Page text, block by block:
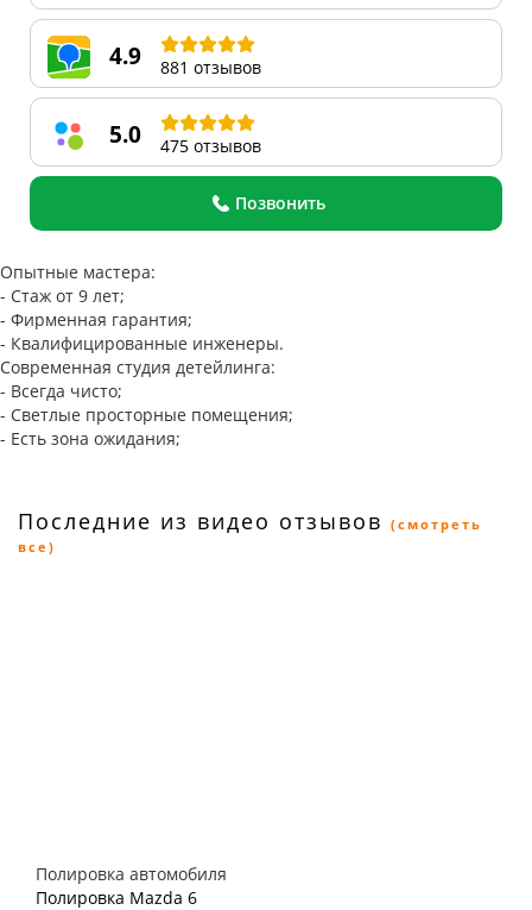
4.9 881 отзывов
5.0 475 отзывов
Позвонить
Опытные мастера:
- Стаж от 9 лет;
- Фирменная гарантия;
- Квалифицированные инженеры.
Современная студия детейлинга:
- Всегда чисто;
- Светлые просторные помещения;
- Есть зона ожидания;
Последние из видео отзывов (смотреть
все)
Полировка автомобиля
Полировка Mazda 6